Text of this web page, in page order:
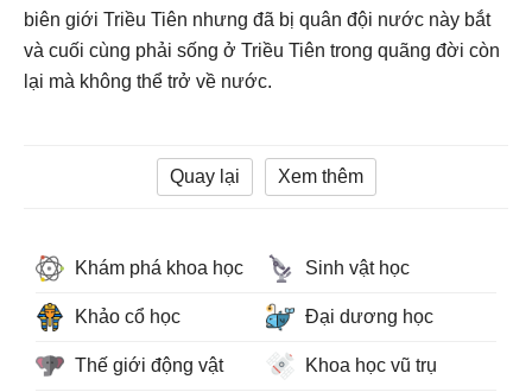
biên giới Triều Tiên nhưng đã bị quân đội nước này bắt
và cuối cùng phải sống ở Triều Tiên trong quãng đời còn
lại mà không thể trở về nước.
Quay lại Xem thêm
Khám phá khoa học Sinh vật học
Khảo cổ học Đại dương học
Thế giới động vật Khoa học vũ trụ